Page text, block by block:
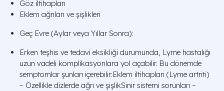
Göz iltihapları
Eklem ağrıları ve şişlikleri
Geç Evre (Aylar veya Yıllar Sonra):
Erken teşhis ve tedavi eksikliği durumunda, Lyme hastalığı
uzun vadeli komplikasyonlara yol açabilir. Bu dönemde
semptomlar şunları içerebilir:Eklem iltihapları (Lyme artriti)
– Özellikle dizlerde ağrı ve şişlikSinir sistemi sorunları –